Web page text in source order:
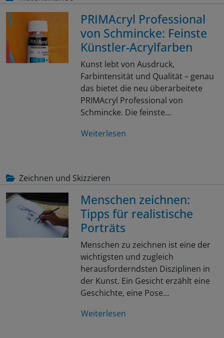
PRIMAcryl Professional
von Schmincke: Feinste
Künstler-Acrylfarben
Kunst lebt von Ausdruck,
Farbintensität und Qualität – genau
das bietet die neu überarbeitete
PRIMAcryl Professional von
Schmincke. Die feinste…
Weiterlesen
Zeichnen und Skizzieren
Menschen zeichnen:
Tipps für realistische
Porträts
Menschen zu zeichnen ist eine der
wichtigsten und zugleich
herausforderndsten Disziplinen in
der Kunst. Ein Gesicht erzählt eine
Geschichte, eine Pose…
Weiterlesen